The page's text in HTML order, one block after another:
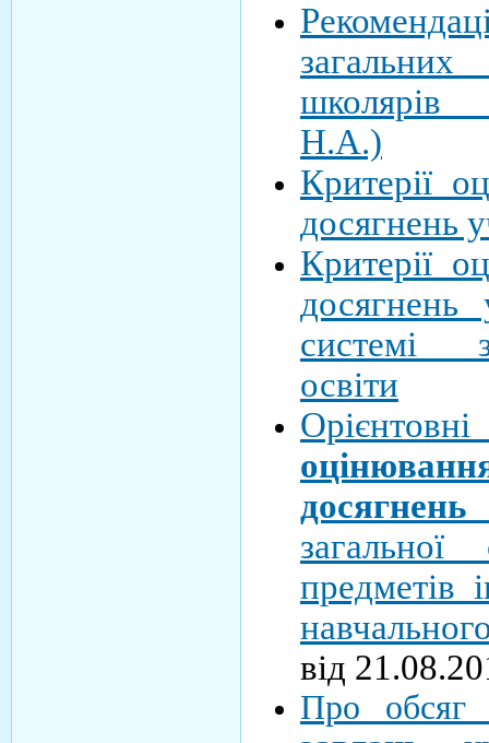
школярів
Н.А.)
Критерії
досягнень
Критерії
досягнень
системі
освіти
предметів
від
Про обсяг